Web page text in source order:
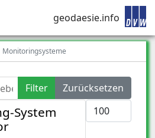
geodaesie.info
Monitoringsysteme
Filter
Zurücksetzen
Anzeige #
System